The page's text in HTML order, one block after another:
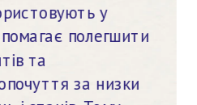
у
полегшити
та
за низки